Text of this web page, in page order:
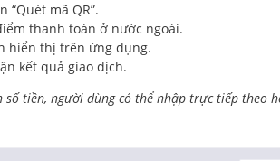
“Quét mã QR”.
thanh toán ở nước ngoài.
hiển thị trên ứng dụng.
kết quả giao dịch.
số tiền, người dùng có thể nhập trực tiếp theo